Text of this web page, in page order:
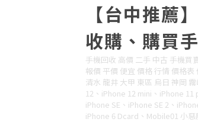
【台中推薦
收購、購買
手機回收 高價 二手 中古 手機買
報價 平價 便宜 價格 行情 價格
清水 龍井 大甲 東區 烏日 神岡
12、iPhone 12 mini、iPhone 11
iPhone SE、iPhone SE 2、
iPhone 6 Dcard、Mobile01 小惡